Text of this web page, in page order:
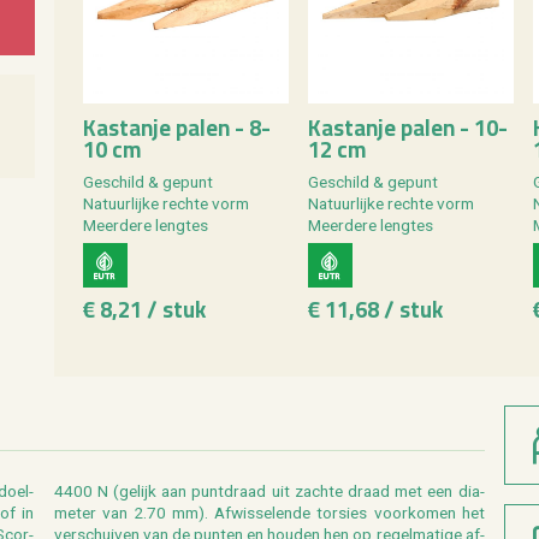
Kas­tan­je palen - 8-
10 cm
Ge­schild & ge­punt
Na­tuur­lij­ke rech­te vorm
Meer­de­re leng­tes
€ 8,21 / stuk
Kas­tan­je palen - 10-
12 cm
Ge­schild & ge­punt
Na­tuur­lij­ke rech­te vorm
Meer­de­re leng­tes
€ 11,68 / stuk
in
dia­
het